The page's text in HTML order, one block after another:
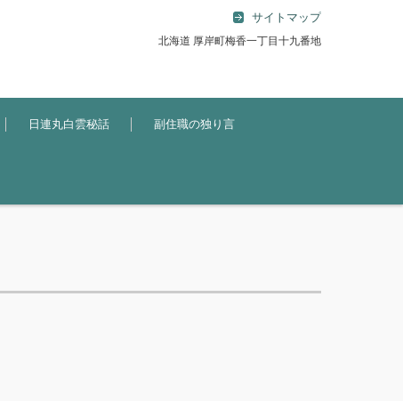
サイトマップ
北海道 厚岸町梅香一丁目十九番地
日連丸白雲秘話 副住職の独り言